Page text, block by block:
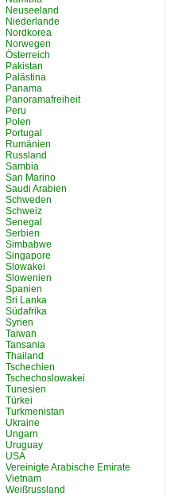
Neuseeland
Niederlande
Nordkorea
Norwegen
Österreich
Pakistan
Palästina
Panama
Panoramafreiheit
Peru
Polen
Portugal
Rumänien
Russland
Sambia
San Marino
Saudi Arabien
Schweden
Schweiz
Senegal
Serbien
Simbabwe
Singapore
Slowakei
Slowenien
Spanien
Sri Lanka
Südafrika
Syrien
Taiwan
Tansania
Thailand
Tschechien
Tschechoslowakei
Tunesien
Türkei
Turkmenistan
Ukraine
Ungarn
Uruguay
USA
Vereinigte Arabische Emirate
Vietnam
Weißrussland